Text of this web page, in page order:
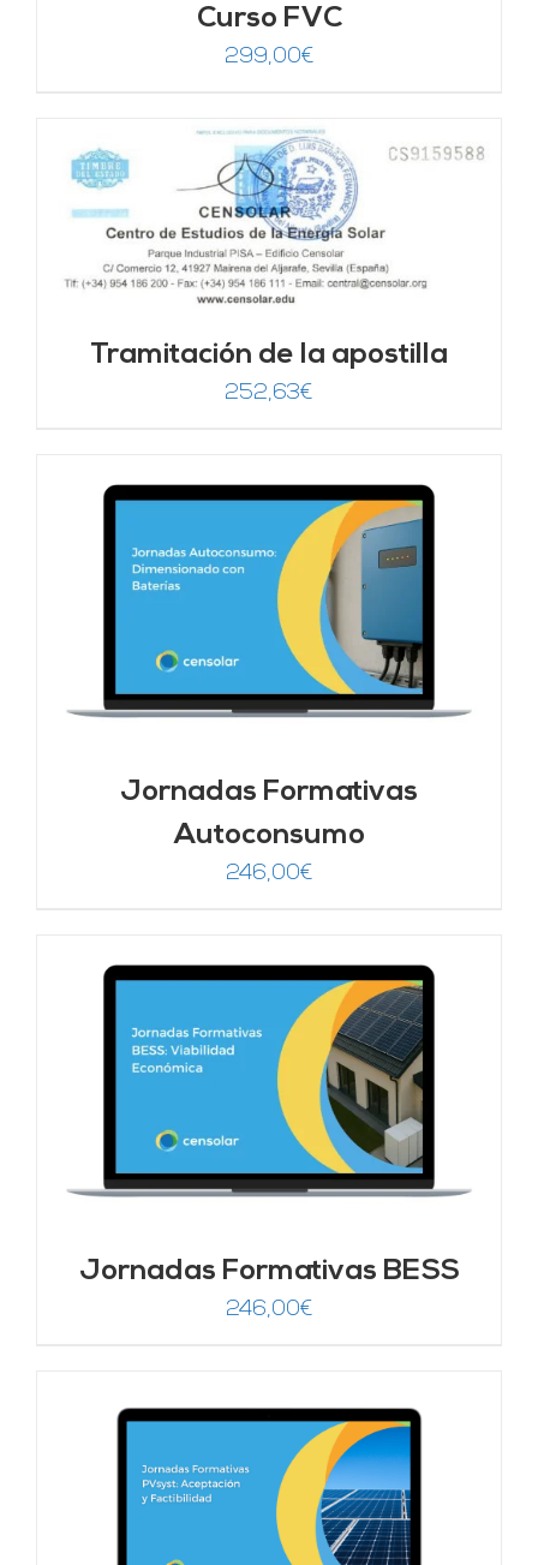
Curso FVC
299,00€
Tramitación de la apostilla
252,63€
Jornadas Formativas
Autoconsumo
246,00€
Jornadas Formativas BESS
246,00€